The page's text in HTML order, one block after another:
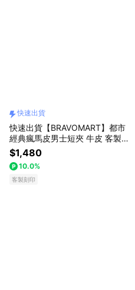
快速出貨
快速出貨【BRAVOMART】都市
經典瘋馬皮男士短夾 牛皮 客製
化刻字 生日禮物 送禮推薦 男生
禮物 現貨 巨蟹座 禮物獨家 新品
上市 送給男生 真皮皮夾 男友禮
物 獅子座
$1,480
10.0%
客製刻印